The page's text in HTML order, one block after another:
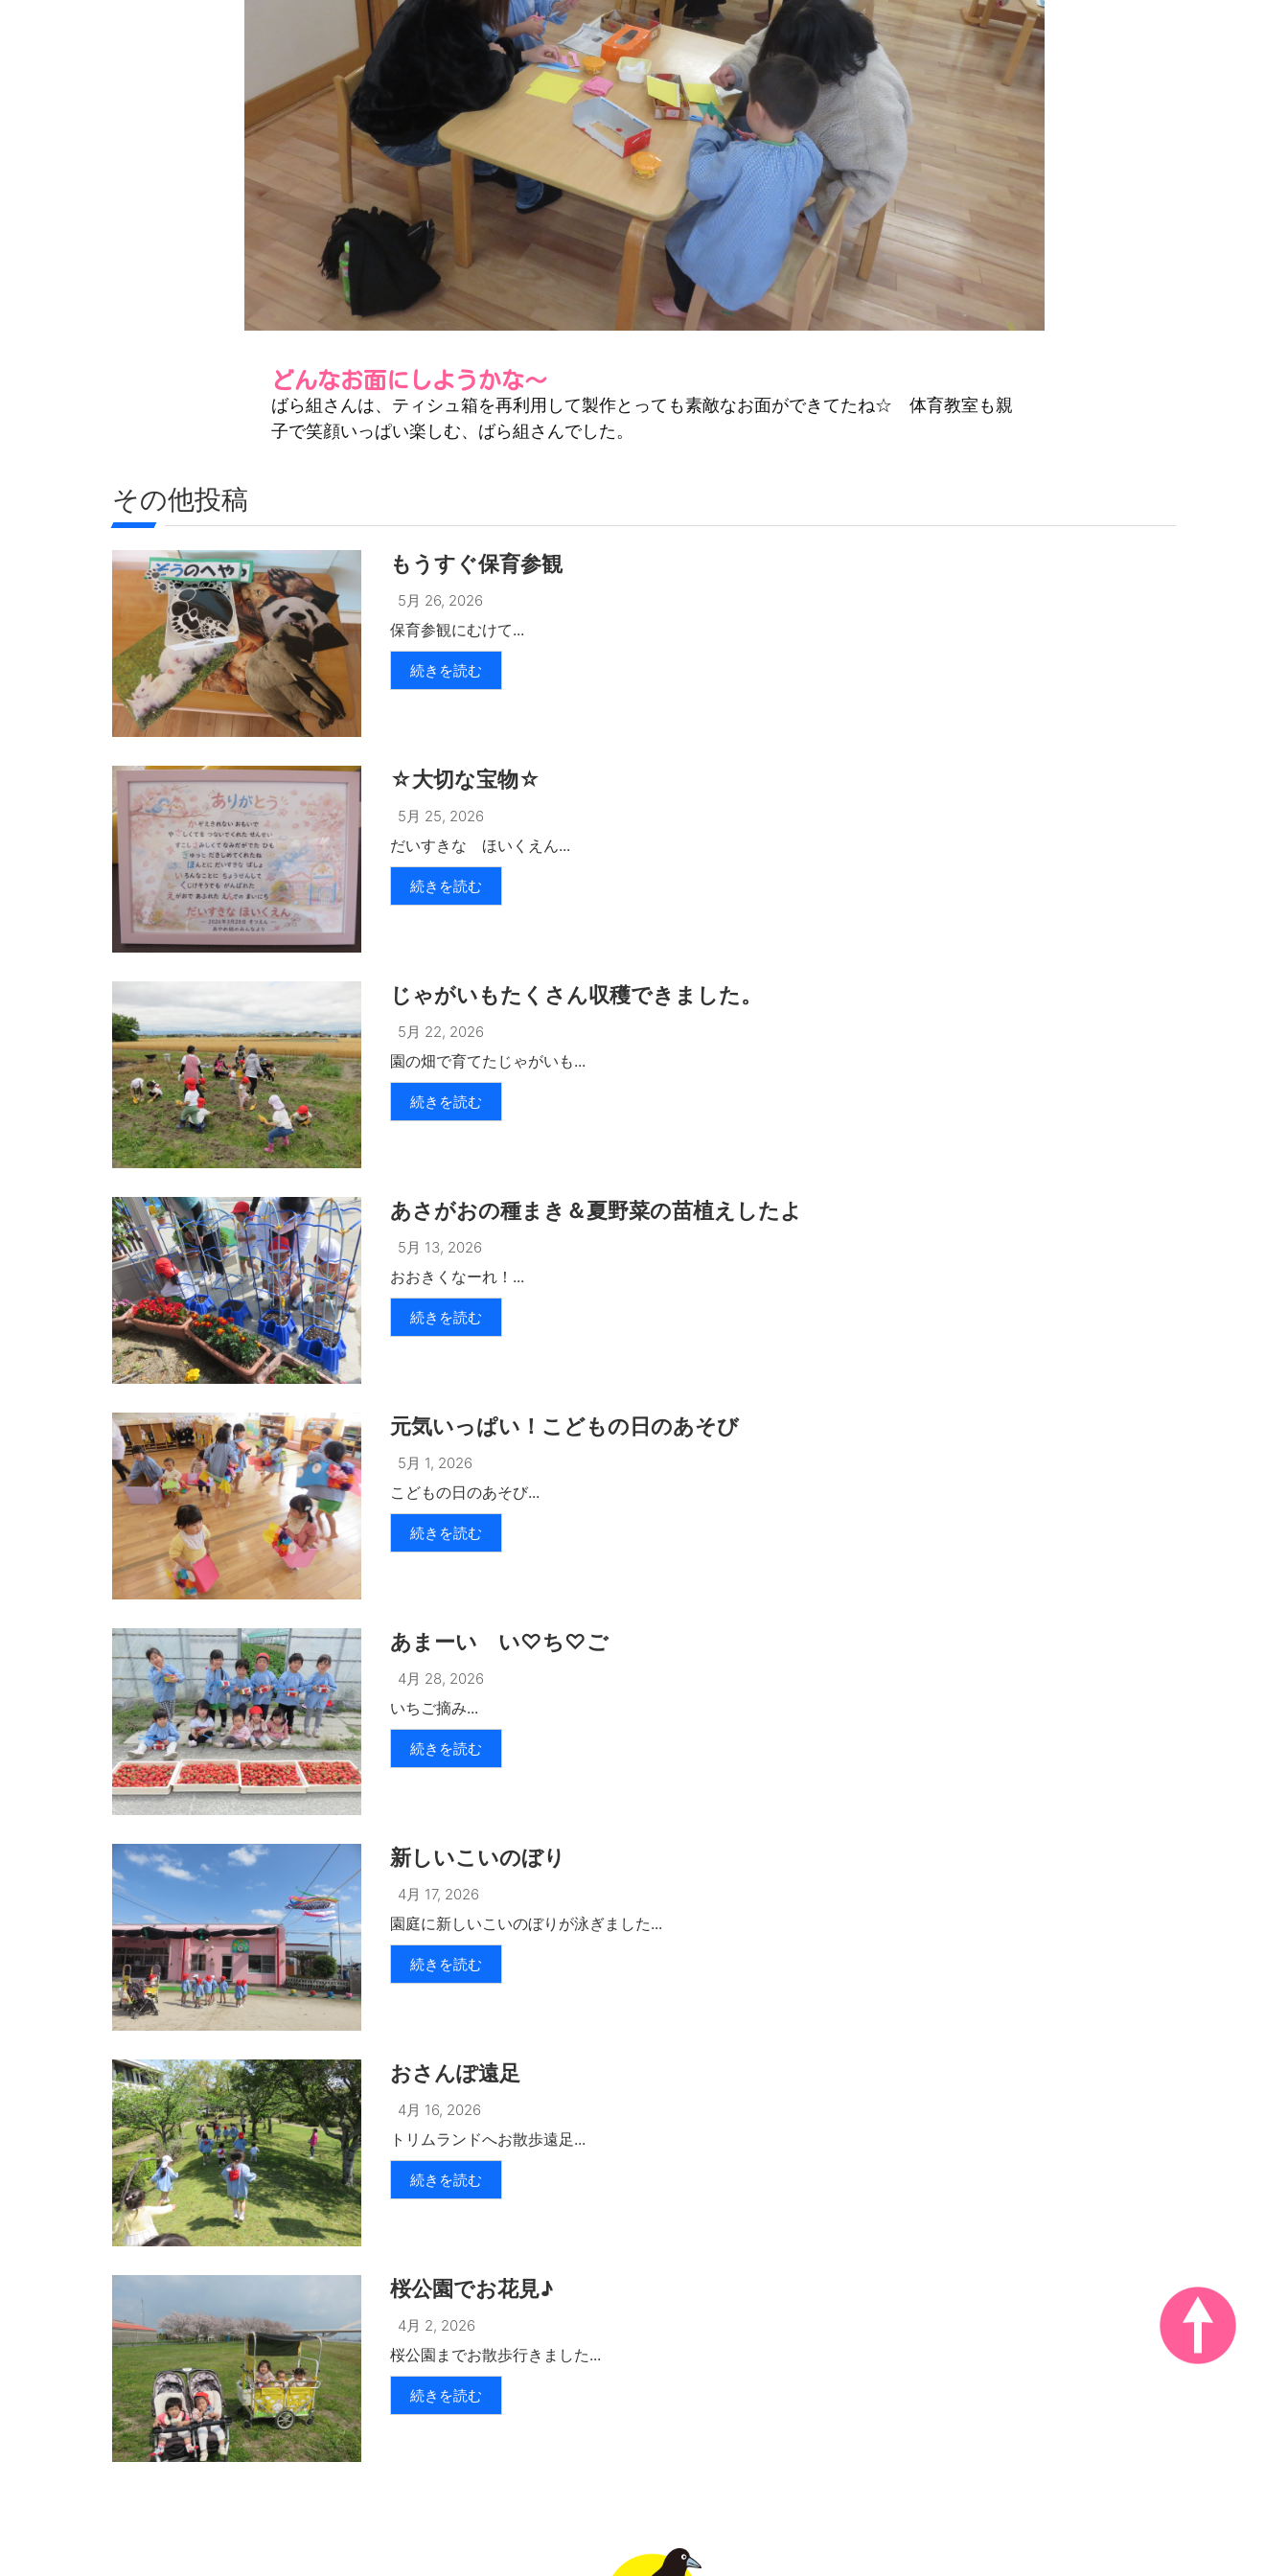
どんなお面にしようかな～
ばら組さんは、ティシュ箱を再利用して製作とっても素敵なお面ができてたね☆ 体育教室も親
子で笑顔いっぱい楽しむ、ばら組さんでした。
その他投稿
もうすぐ保育参観
5月 26, 2026
保育参観にむけて...
続きを読む
☆大切な宝物☆
5月 25, 2026
だいすきな ほいくえん...
続きを読む
じゃがいもたくさん収穫できました。
5月 22, 2026
園の畑で育てたじゃがいも...
続きを読む
あさがおの種まき＆夏野菜の苗植えしたよ
5月 13, 2026
おおきくなーれ！...
続きを読む
元気いっぱい！こどもの日のあそび
5月 1, 2026
こどもの日のあそび...
続きを読む
あまーい い♡ち♡ご
4月 28, 2026
いちご摘み...
続きを読む
新しいこいのぼり
4月 17, 2026
園庭に新しいこいのぼりが泳ぎました...
続きを読む
おさんぽ遠足
4月 16, 2026
トリムランドへお散歩遠足...
続きを読む
桜公園でお花見♪
4月 2, 2026
桜公園までお散歩行きました...
続きを読む